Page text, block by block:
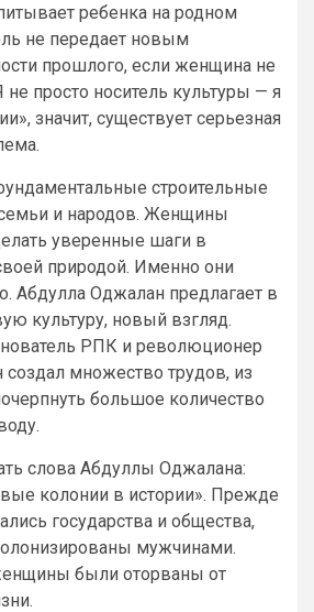
ребенка на родном
не передает новым
прошлого, если женщина не
не просто носитель культуры — я
значит, существует серьезная
строительные
и народов. Женщины
уверенные шаги в
природой. Именно они
Абдулла Оджалан предлагает в
культуру, новый взгляд.
РПК и революционер
множество трудов, из
большое количество
слова Абдуллы Оджалана:
колонии в истории». Прежде
государства и общества,
мужчинами.
были оторваны от